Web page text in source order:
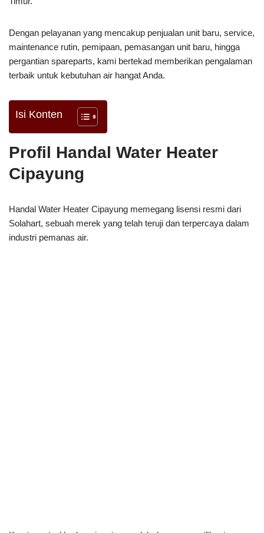
Dengan pelayanan yang mencakup penjualan unit baru, service,
maintenance rutin, pemipaan, pemasangan unit baru, hingga
pergantian spareparts, kami bertekad memberikan pengalaman
terbaik untuk kebutuhan air hangat Anda.
Isi Konten
Profil Handal Water Heater
Cipayung
Handal Water Heater Cipayung memegang lisensi resmi dari
Solahart, sebuah merek yang telah teruji dan terpercaya dalam
industri pemanas air.